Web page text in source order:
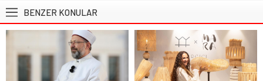
BENZER KONULAR